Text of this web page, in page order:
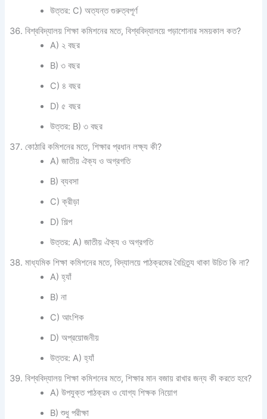
উত্তর: C) অত্যন্ত গুরুত্বপূর্ণ
বিশ্ববিদ্যালয় শিক্ষা কমিশনের মতে, বিশ্ববিদ্যালয়ে পড়াশোনার সময়কাল কত?
A) ২ বছর
B) ৩ বছর
C) ৪ বছর
D) ৫ বছর
উত্তর: B) ৩ বছর
কোঠারি কমিশনের মতে, শিক্ষার প্রধান লক্ষ্য কী?
A) জাতীয় ঐক্য ও অগ্রগতি
B) ব্যবসা
C) ক্রীড়া
D) শিল্প
উত্তর: A) জাতীয় ঐক্য ও অগ্রগতি
মাধ্যমিক শিক্ষা কমিশনের মতে, বিদ্যালয়ে পাঠক্রমের বৈচিত্র্য থাকা উচিত কি না?
A) হ্যাঁ
B) না
C) আংশিক
D) অপ্রয়োজনীয়
উত্তর: A) হ্যাঁ
বিশ্ববিদ্যালয় শিক্ষা কমিশনের মতে, শিক্ষার মান বজায় রাখার জন্য কী করতে হবে?
A) উপযুক্ত পাঠক্রম ও যোগ্য শিক্ষক নিয়োগ
B) শুধু পরীক্ষা